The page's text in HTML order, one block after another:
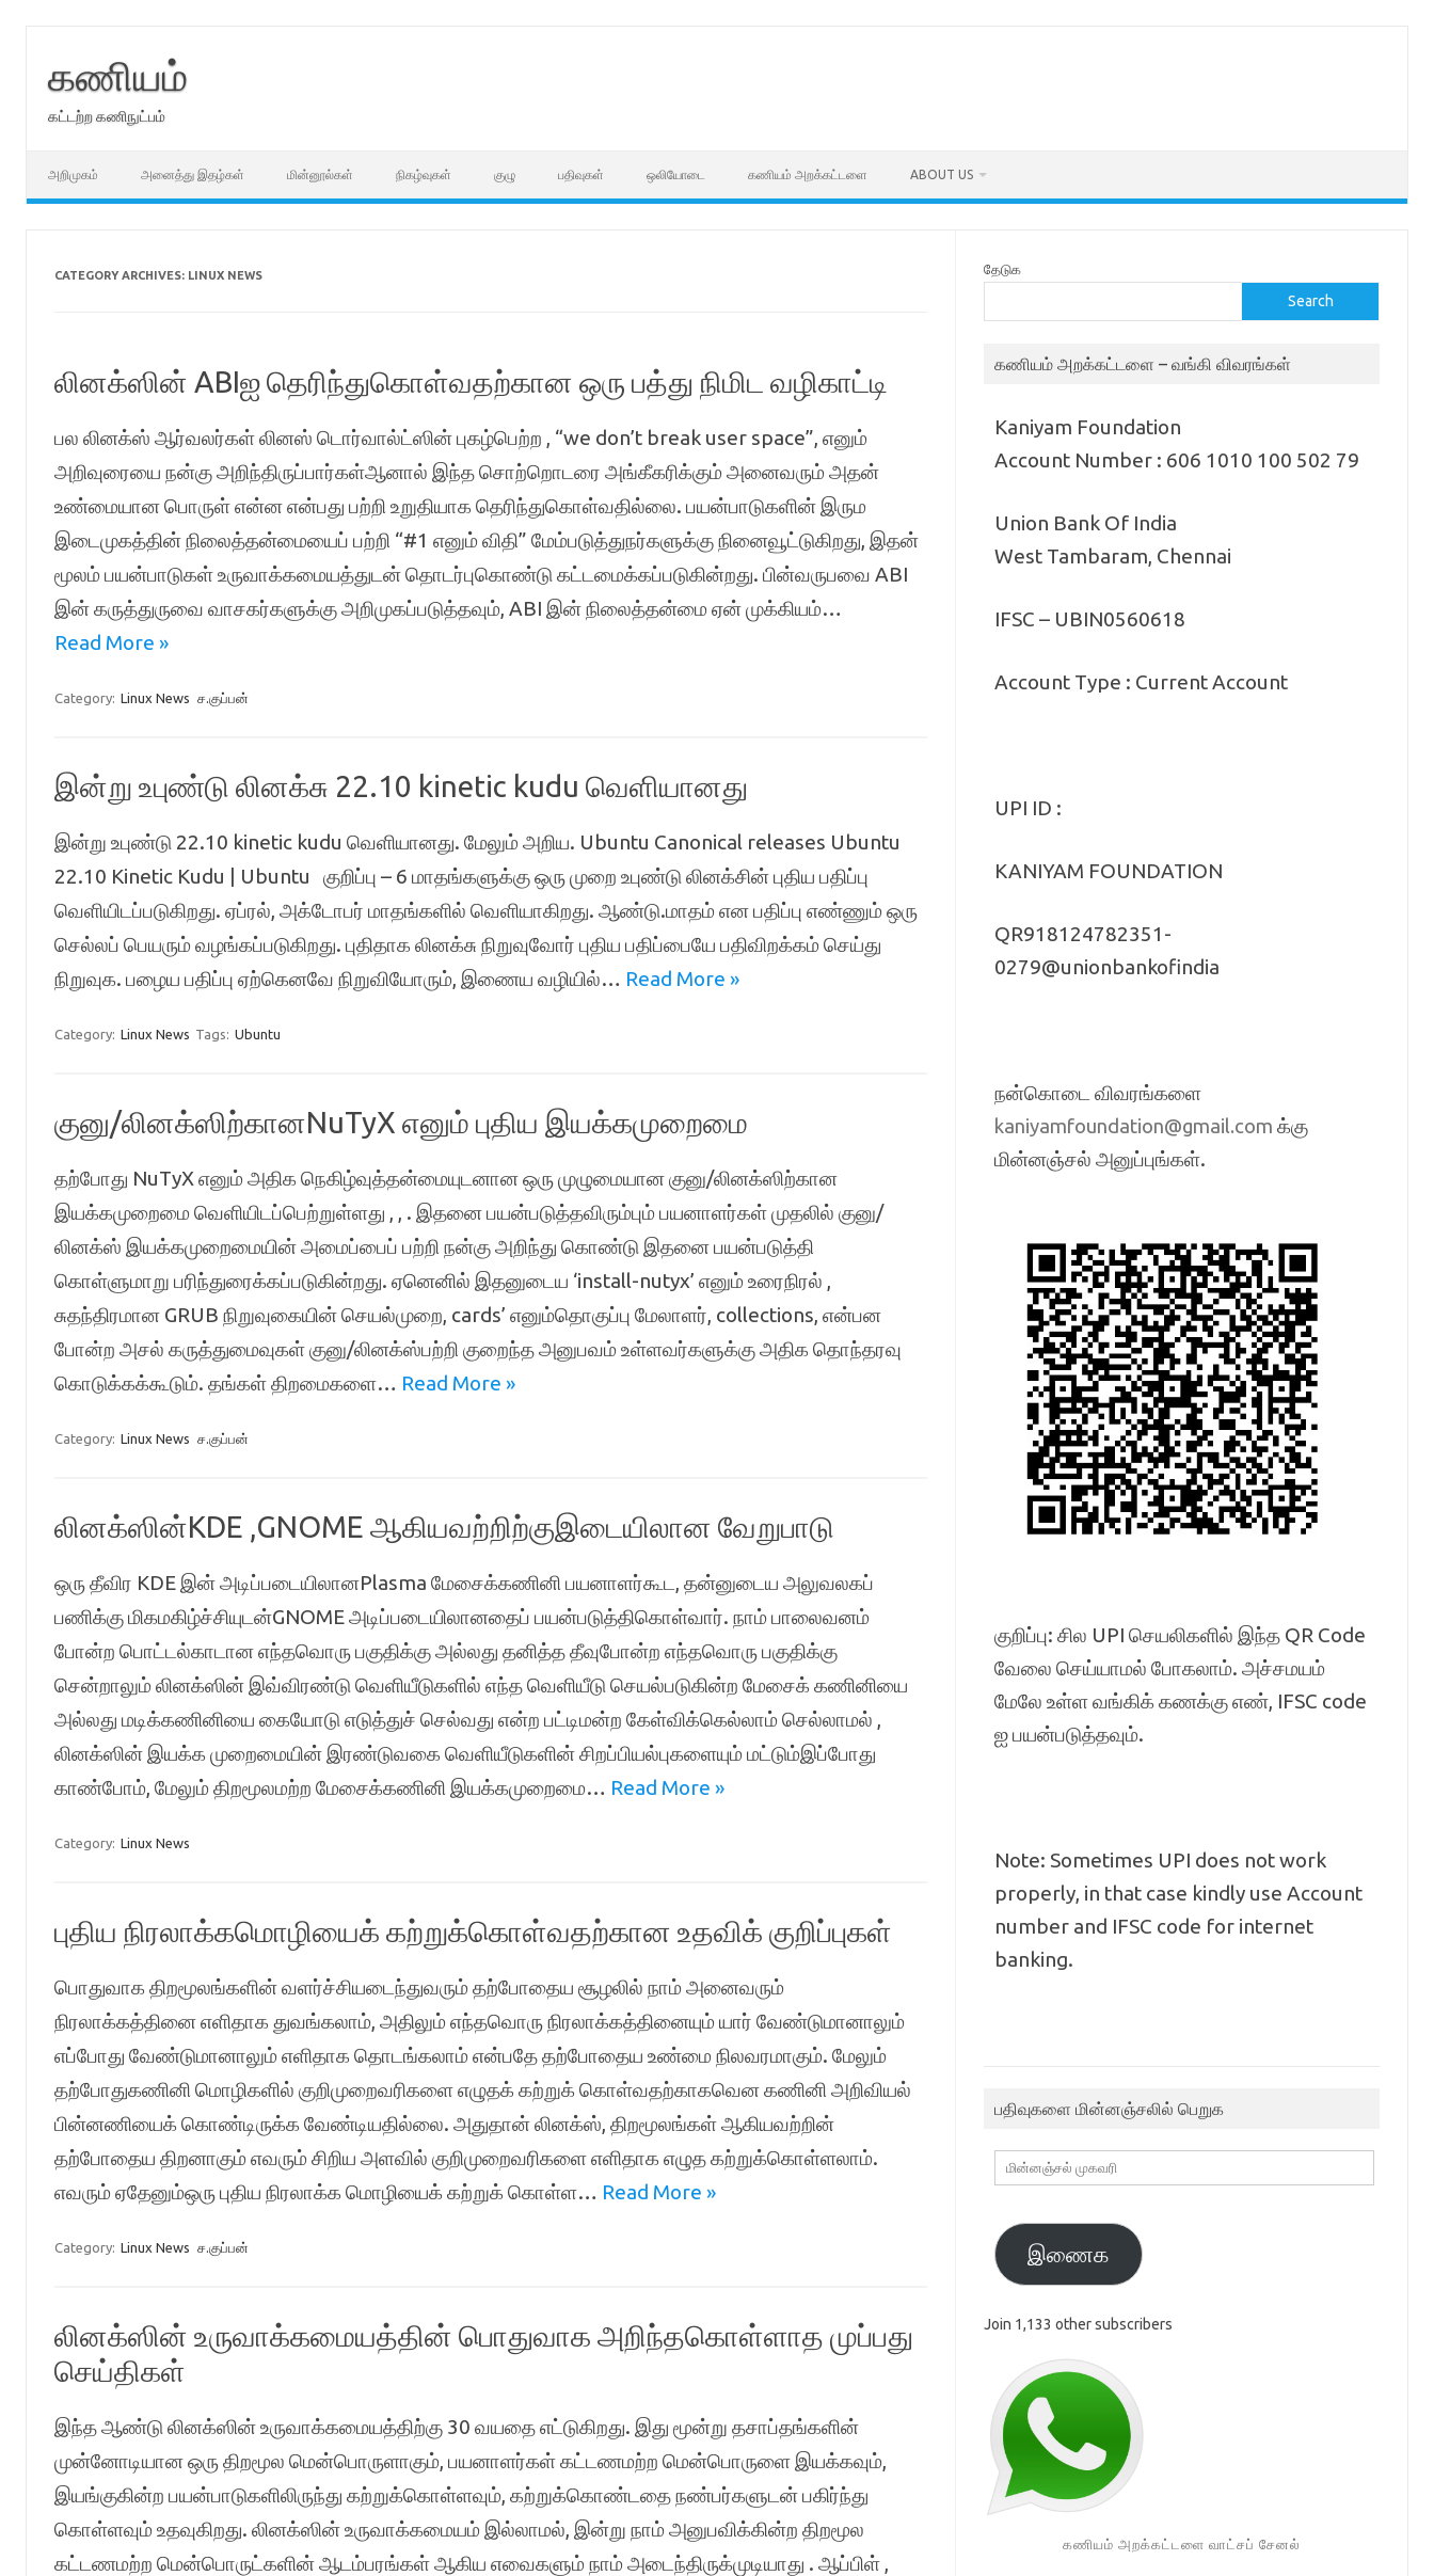
கணியம்
கட்டற்ற கணிநுட்பம்
அறிமுகம் அனைத்து இதழ்கள் மின்னூல்கள் நிகழ்வுகள் குழு பதிவுகள் ஒலியோடை கணியம் அறக்கட்டளை ABOUT US
CATEGORY ARCHIVES: LINUX NEWS
லினக்ஸின் ABIஐ தெரிந்துகொள்வதற்கான ஒரு பத்து நிமிட வழிகாட்டி
பல லினக்ஸ் ஆர்வலர்கள் லினஸ் டொர்வால்ட்ஸின் புகழ்பெற்ற , “we don’t break user space”, எனும்
அறிவுரையை நன்கு அறிந்திருப்பார்கள்ஆனால் இந்த சொற்றொடரை அங்கீகரிக்கும் அனைவரும் அதன்
உண்மையான பொருள் என்ன என்பது பற்றி உறுதியாக தெரிந்துகொள்வதில்லை. பயன்பாடுகளின் இரும
இடைமுகத்தின் நிலைத்தன்மையைப் பற்றி “#1 எனும் விதி” மேம்படுத்துநர்களுக்கு நினைவூட்டுகிறது, இதன்
மூலம் பயன்பாடுகள் உருவாக்கமையத்துடன் தொடர்புகொண்டு கட்டமைக்கப்படுகின்றது. பின்வருபவை ABI
இன் கருத்துருவை வாசகர்களுக்கு அறிமுகப்படுத்தவும், ABI இன் நிலைத்தன்மை ஏன் முக்கியம்…
Read More »
Category: Linux News ச.குப்பன்
இன்று உபுண்டு லினக்சு 22.10 kinetic kudu வெளியானது
இன்று உபுண்டு 22.10 kinetic kudu வெளியானது. மேலும் அறிய. Ubuntu Canonical releases Ubuntu
22.10 Kinetic Kudu | Ubuntu குறிப்பு – 6 மாதங்களுக்கு ஒரு முறை உபுண்டு லினக்சின் புதிய பதிப்பு
வெளியிடப்படுகிறது. ஏப்ரல், அக்டோபர் மாதங்களில் வெளியாகிறது. ஆண்டு.மாதம் என பதிப்பு எண்ணும் ஒரு
செல்லப் பெயரும் வழங்கப்படுகிறது. புதிதாக லினக்சு நிறுவுவோர் புதிய பதிப்பையே பதிவிறக்கம் செய்து
நிறுவுக. பழைய பதிப்பு ஏற்கெனவே நிறுவியோரும், இணைய வழியில்… Read More »
Category: Linux News Tags: Ubuntu
குனு/லினக்ஸிற்கானNuTyX எனும் புதிய இயக்கமுறைமை
தற்போது NuTyX எனும் அதிக நெகிழ்வுத்தன்மையுடனான ஒரு முழுமையான குனு/லினக்ஸிற்கான
இயக்கமுறைமை வெளியிடப்பெற்றுள்ளது , , . இதனை பயன்படுத்தவிரும்பும் பயனாளர்கள் முதலில் குனு/
லினக்ஸ் இயக்கமுறைமையின் அமைப்பைப் பற்றி நன்கு அறிந்து கொண்டு இதனை பயன்படுத்தி
கொள்ளுமாறு பரிந்துரைக்கப்படுகின்றது. ஏனெனில் இதனுடைய ‘install-nutyx’ எனும் உரைநிரல் ,
சுதந்திரமான GRUB நிறுவுகையின் செயல்முறை, cards’ எனும்தொகுப்பு மேலாளர், collections, என்பன
போன்ற அசல் கருத்துமைவுகள் குனு/லினக்ஸ்பற்றி குறைந்த அனுபவம் உள்ளவர்களுக்கு அதிக தொந்தரவு
கொடுக்கக்கூடும். தங்கள் திறமைகளை… Read More »
Category: Linux News ச.குப்பன்
லினக்ஸின்KDE ,GNOME ஆகியவற்றிற்குஇடையிலான வேறுபாடு
ஒரு தீவிர KDE இன் அடிப்படையிலானPlasma மேசைக்கணினி பயனாளர்கூட, தன்னுடைய அலுவலகப்
பணிக்கு மிகமகிழ்ச்சியுடன்GNOME அடிப்படையிலானதைப் பயன்படுத்திகொள்வார். நாம் பாலைவனம்
போன்ற பொட்டல்காடான எந்தவொரு பகுதிக்கு அல்லது தனித்த தீவுபோன்ற எந்தவொரு பகுதிக்கு
சென்றாலும் லினக்ஸின் இவ்விரண்டு வெளியீடுகளில் எந்த வெளியீடு செயல்படுகின்ற மேசைக் கணினியை
அல்லது மடிக்கணினியை கையோடு எடுத்துச் செல்வது என்ற பட்டிமன்ற கேள்விக்கெல்லாம் செல்லாமல் ,
லினக்ஸின் இயக்க முறைமையின் இரண்டுவகை வெளியீடுகளின் சிறப்பியல்புகளையும் மட்டும்இப்போது
காண்போம், மேலும் திறமூலமற்ற மேசைக்கணினி இயக்கமுறைமை… Read More »
Category: Linux News
புதிய நிரலாக்கமொழியைக் கற்றுக்கொள்வதற்கான உதவிக் குறிப்புகள்
பொதுவாக திறமூலங்களின் வளர்ச்சியடைந்துவரும் தற்போதைய சூழலில் நாம் அனைவரும்
நிரலாக்கத்தினை எளிதாக துவங்கலாம், அதிலும் எந்தவொரு நிரலாக்கத்தினையும் யார் வேண்டுமானாலும்
எப்போது வேண்டுமானாலும் எளிதாக தொடங்கலாம் என்பதே தற்போதைய உண்மை நிலவரமாகும். மேலும்
தற்போதுகணினி மொழிகளில் குறிமுறைவரிகளை எழுதக் கற்றுக் கொள்வதற்காகவென கணினி அறிவியல்
பின்னணியைக் கொண்டிருக்க வேண்டியதில்லை. அதுதான் லினக்ஸ், திறமூலங்கள் ஆகியவற்றின்
தற்போதைய திறனாகும் எவரும் சிறிய அளவில் குறிமுறைவரிகளை எளிதாக எழுத கற்றுக்கொள்ளலாம்.
எவரும் ஏதேனும்ஒரு புதிய நிரலாக்க மொழியைக் கற்றுக் கொள்ள… Read More »
Category: Linux News ச.குப்பன்
லினக்ஸின் உருவாக்கமையத்தின் பொதுவாக அறிந்தகொள்ளாத முப்பது
செய்திகள்
இந்த ஆண்டு லினக்ஸின் உருவாக்கமையத்திற்கு 30 வயதை எட்டுகிறது. இது மூன்று தசாப்தங்களின்
முன்னோடியான ஒரு திறமூல மென்பொருளாகும், பயனாளர்கள் கட்டணமற்ற மென்பொருளை இயக்கவும்,
இயங்குகின்ற பயன்பாடுகளிலிருந்து கற்றுக்கொள்ளவும், கற்றுக்கொண்டதை நண்பர்களுடன் பகிர்ந்து
கொள்ளவும் உதவுகிறது. லினக்ஸின் உருவாக்கமையம் இல்லாமல், இன்று நாம் அனுபவிக்கின்ற திறமூல
கட்டணமற்ற மென்பொருட்களின் ஆடம்பரங்கள் ஆகிய எவைகளும் நாம் அடைந்திருக்முடியாது . ஆப்பிள் ,
தேடுக
Search
கணியம் அறக்கட்டளை – வங்கி விவரங்கள்
Kaniyam Foundation
Account Number : 606 1010 100 502 79
Union Bank Of India
West Tambaram, Chennai
IFSC – UBIN0560618
Account Type : Current Account
UPI ID :
KANIYAM FOUNDATION
QR918124782351-
0279@unionbankofindia
நன்கொடை விவரங்களை
kaniyamfoundation@gmail.com க்கு
மின்னஞ்சல் அனுப்புங்கள்.
குறிப்பு: சில UPI செயலிகளில் இந்த QR Code
வேலை செய்யாமல் போகலாம். அச்சமயம்
மேலே உள்ள வங்கிக் கணக்கு எண், IFSC code
ஐ பயன்படுத்தவும்.
Note: Sometimes UPI does not work
properly, in that case kindly use Account
number and IFSC code for internet
banking.
பதிவுகளை மின்னஞ்சலில் பெறுக
மின்னஞ்சல்
முகவரி
இணைக
Join 1,133 other subscribers
கணியம் அறக்கட்டளை வாட்சப் சேனல்